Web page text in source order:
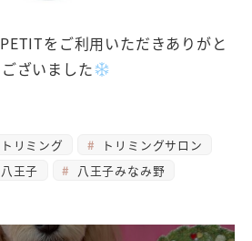
をご利用いただきありがと
ざいました
トリミング
トリミングサロン
八王子 八王子みなみ野